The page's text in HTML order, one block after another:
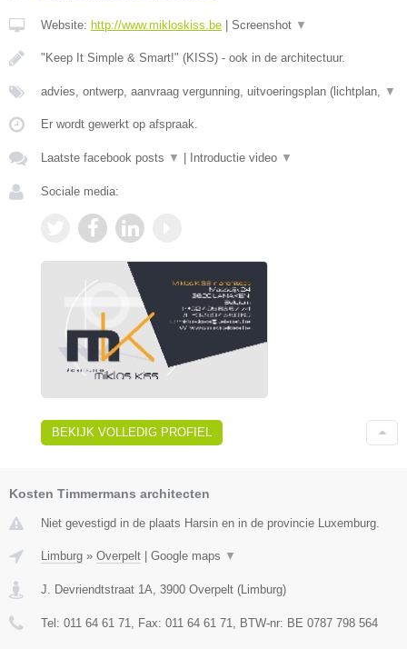
Website: http://www.mikloskiss.be Screenshot ▼
"Keep It Simple & Smart!" (KISS) - ook in de architectuur.
advies, ontwerp, aanvraag vergunning, uitvoeringsplan (lichtplan, ▼
Er wordt gewerkt op afspraak.
Laatste facebook posts ▼ Introductie video ▼
Sociale media:
BEKIJK VOLLEDIG PROFIEL
Kosten Timmermans architecten
Niet gevestigd in de plaats Harsin en in de provincie Luxemburg.
Limburg » Overpelt Google maps ▼
J. Devriendtstraat 1A 3900 Overpelt ( Limburg)
Tel: 011 64 61 71 , Fax: 011 64 61 71 , BTW-nr: BE 0787 798 564